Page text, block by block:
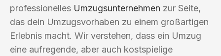
professionelles Umzugsunternehmen zur Seite,
das dein Umzugsvorhaben zu einem großartigen
Erlebnis macht. Wir verstehen, dass ein Umzug
eine aufregende, aber auch kostspielige